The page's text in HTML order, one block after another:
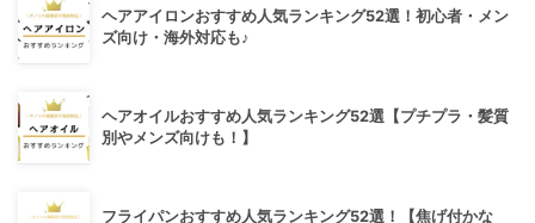
ヘアアイロンおすすめ人気ランキング52選！初心者・メン
ズ向け・海外対応も♪
ヘアオイルおすすめ人気ランキング52選【プチプラ・髪質
別やメンズ向けも！】
フライパンおすすめ人気ランキング52選！【焦げ付かな